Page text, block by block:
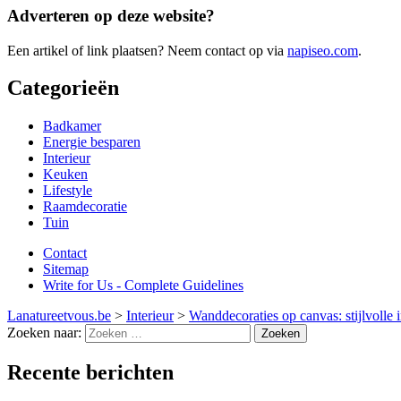
Adverteren op deze website?
Een artikel of link plaatsen? Neem contact op via napiseo.com.
Categorieën
Badkamer
Energie besparen
Interieur
Keuken
Lifestyle
Raamdecoratie
Tuin
Contact
Sitemap
Write for Us - Complete Guidelines
Lanatureetvous.be > Interieur> Wanddecoraties op canvas: stijlvolle
Zoeken naar:
Recente berichten